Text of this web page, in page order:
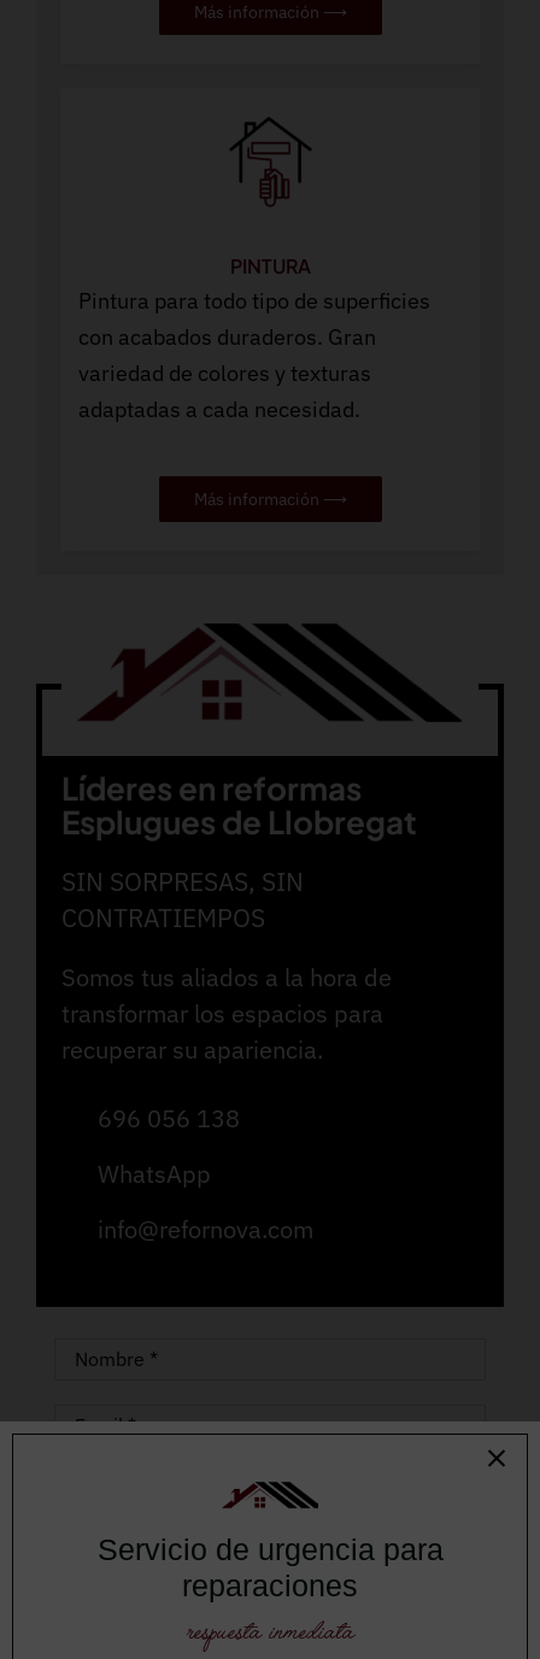
Más información ⟶
PINTURA
Pintura para todo tipo de superficies
con acabados duraderos. Gran
variedad de colores y texturas
adaptadas a cada necesidad.
Más información ⟶
Líderes en reformas
Esplugues de Llobregat
SIN SORPRESAS, SIN
CONTRATIEMPOS
Somos tus aliados a la hora de
transformar los espacios para
recuperar su apariencia.
696 056 138
WhatsApp
info@refornova.com
Servicio de urgencia para
reparaciones
respuesta inmediata